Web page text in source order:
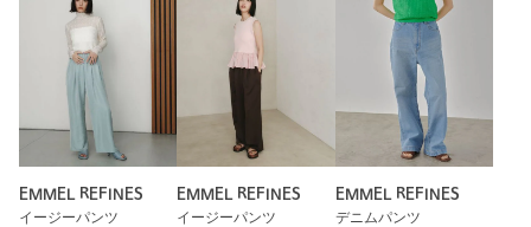
身長：155cm
普段の着用サイズ：
4人が参考になったと回答
参考になった
EMMEL REFINES
イージーパンツ
EMMEL REFINES
イージーパンツ
EMMEL REFINES
デニムパンツ